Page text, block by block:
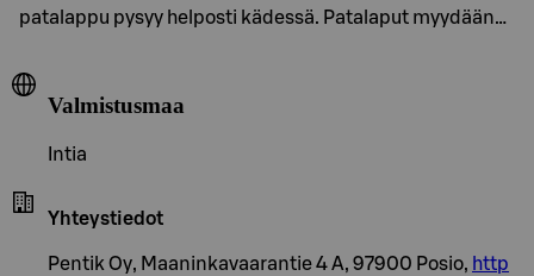
patalappu pysyy helposti kädessä. Patalaput myydään…
Valmistusmaa
Intia
Yhteystiedot
Pentik Oy, Maaninkavaarantie 4 A, 97900 Posio, http